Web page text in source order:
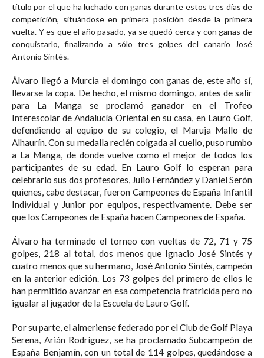
título por el que ha luchado con ganas durante estos tres días de
competición, situándose en primera posición desde la primera
vuelta. Y es que el año pasado, ya se quedó cerca y con ganas de
conquistarlo, finalizando a sólo tres golpes del canario José
Antonio Sintés.
Álvaro llegó a Murcia el domingo con ganas de, este año sí,
llevarse la copa. De hecho, el mismo domingo, antes de salir
para La Manga se proclamó ganador en el Trofeo
Interescolar de Andalucía Oriental en su casa, en Lauro Golf,
defendiendo al equipo de su colegio, el Maruja Mallo de
Alhaurín. Con su medalla recién colgada al cuello, puso rumbo
a La Manga, de donde vuelve como el mejor de todos los
participantes de su edad. En Lauro Golf lo esperan para
celebrarlo sus dos profesores, Julio Fernández y Daniel Serón
quienes, cabe destacar, fueron Campeones de España Infantil
Individual y Junior por equipos, respectivamente. Debe ser
que los Campeones de España hacen Campeones de España.
Álvaro ha terminado el torneo con vueltas de 72, 71 y 75
golpes, 218 al total, dos menos que Ignacio José Sintés y
cuatro menos que su hermano, José Antonio Sintés, campeón
en la anterior edición. Los 73 golpes del primero de ellos le
han permitido avanzar en esa competencia fratricida pero no
igualar al jugador de la Escuela de Lauro Golf.
Por su parte, el almeriense federado por el Club de Golf Playa
Serena, Arián Rodríguez, se ha proclamado Subcampeón de
España Benjamín, con un total de 114 golpes, quedándose a